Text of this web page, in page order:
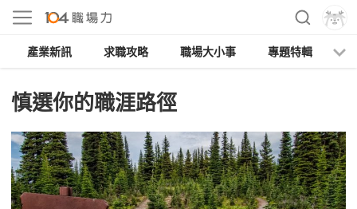
產業新訊 求職攻略 職場大小事 專題特輯
慎選你的職涯路徑